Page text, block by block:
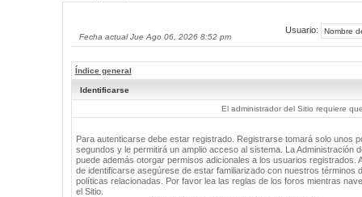
Fecha actual Jue Ago 06, 2026 8:52 pm
Usuario:
Índice general
Identificarse
El administrador del Sitio requiere
Para autenticarse debe estar registrado. Registrarse tomará solo unos
segundos y le permitirá un amplio acceso al sistema. La Administración
puede además otorgar permisos adicionales a los usuarios registrados.
de identificarse asegúrese de estar familiarizado con nuestros términos
políticas relacionadas. Por favor lea las reglas de los foros mientras
el Sitio.